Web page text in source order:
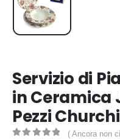
Servizio di
in Ceramica
Pezzi
( Ancora non